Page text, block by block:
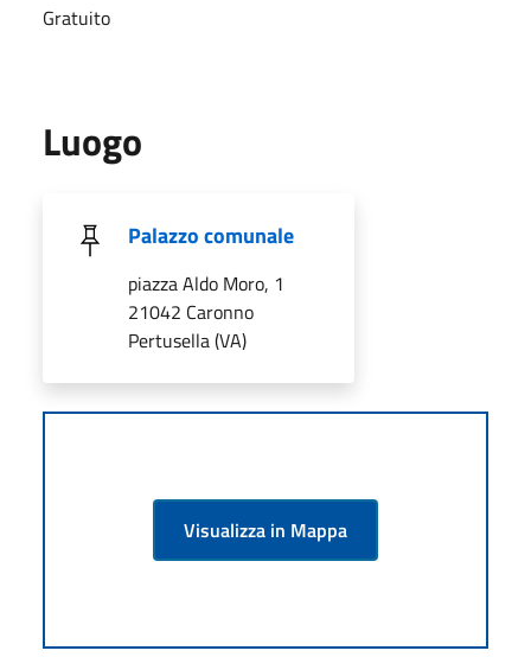
Gratuito
Luogo
Palazzo comunale
piazza Aldo Moro, 1
21042 Caronno
Pertusella (VA)
Visualizza in Mappa